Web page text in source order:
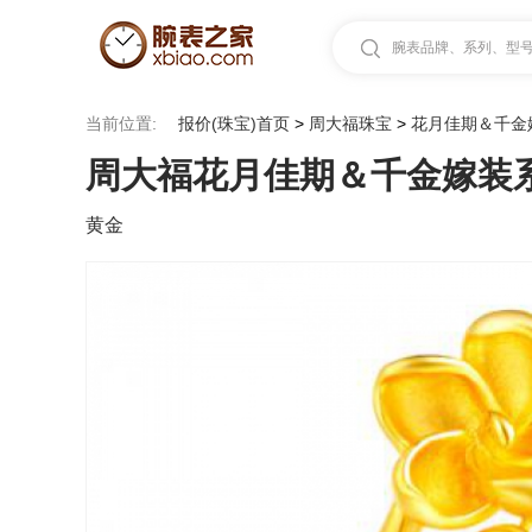
腕表品牌、系列、型
当前位置: 报价(珠宝)首页 > 周大福珠宝 > 花月佳期＆千金
周大福花月佳期＆千金嫁装
黄金